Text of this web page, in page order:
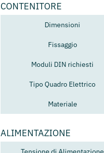
CONTENITORE
Dimensioni
Fissaggio
Moduli DIN richiesti
Tipo Quadro Elettrico
Materiale
ALIMENTAZIONE